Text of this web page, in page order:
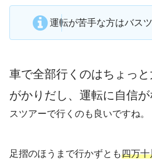
運転が苦手な方はバス
車で全部行くのはちょっ
がかりだし、運転に自信
スツアーで行くのも良いですね。
足摺のほうまで行かずとも四万十